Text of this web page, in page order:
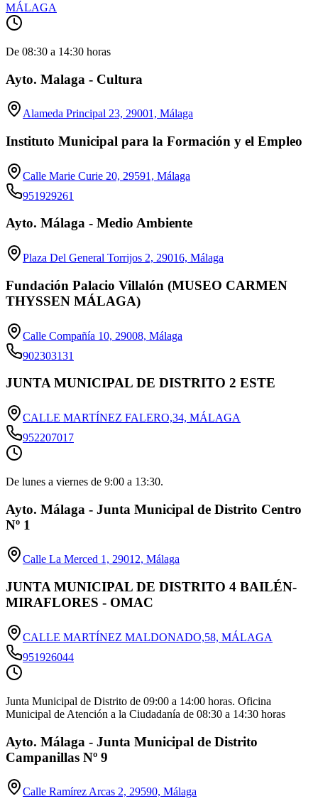
MÁLAGA
De 08:30 a 14:30 horas
Ayto. Malaga - Cultura
Alameda Principal 23, 29001, Málaga
Instituto Municipal para la Formación y el Empleo
Calle Marie Curie 20, 29591, Málaga
951929261
Ayto. Málaga - Medio Ambiente
Plaza Del General Torrijos 2, 29016, Málaga
Fundación Palacio Villalón (MUSEO CARMEN
THYSSEN MÁLAGA)
Calle Compañía 10, 29008, Málaga
902303131
JUNTA MUNICIPAL DE DISTRITO 2 ESTE
CALLE MARTÍNEZ FALERO,34, MÁLAGA
952207017
De lunes a viernes de 9:00 a 13:30.
Ayto. Málaga - Junta Municipal de Distrito Centro
Nº 1
Calle La Merced 1, 29012, Málaga
JUNTA MUNICIPAL DE DISTRITO 4 BAILÉN-
MIRAFLORES - OMAC
CALLE MARTÍNEZ MALDONADO,58, MÁLAGA
951926044
Junta Municipal de Distrito de 09:00 a 14:00 horas. Oficina
Municipal de Atención a la Ciudadanía de 08:30 a 14:30 horas
Ayto. Málaga - Junta Municipal de Distrito
Campanillas Nº 9
Calle Ramírez Arcas 2, 29590, Málaga